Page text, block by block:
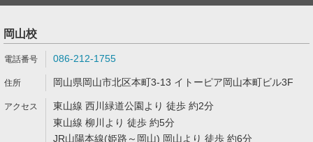
岡山校
086-212-1755
岡山県岡山市北区本町3-13 イトーピア岡山本町ビル3F
東山線 西川緑道公園より 徒歩 約2分
東山線 柳川より 徒歩 約5分
JR山陽本線(姫路～岡山) 岡山より 徒歩 約6分